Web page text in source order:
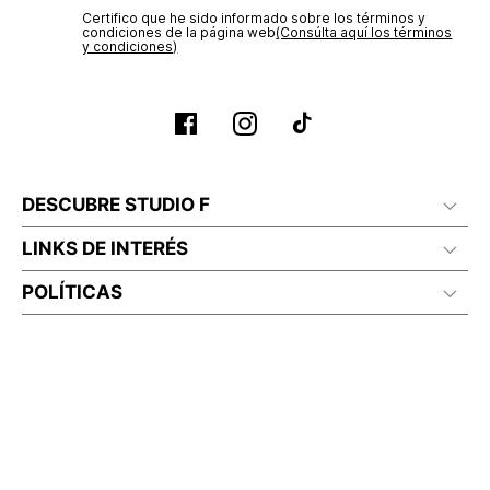
Certifico que he sido informado sobre los términos y
condiciones de la página web‎(Consúlta aquí los términos
y condiciones)
DESCUBRE STUDIO F
LINKS DE INTERÉS
POLÍTICAS